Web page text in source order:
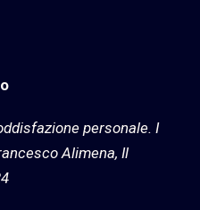
personale. I
Alimena, Il